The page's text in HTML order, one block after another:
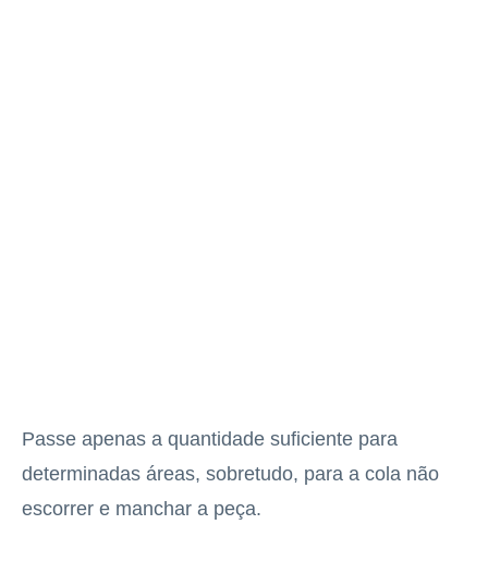
Passe apenas a quantidade suficiente para
determinadas áreas, sobretudo, para a cola não
escorrer e manchar a peça.